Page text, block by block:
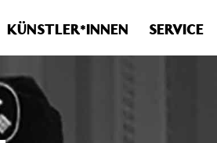
stattdessen get_permalink(). in
KÜNSTLER*INNEN SERVICE